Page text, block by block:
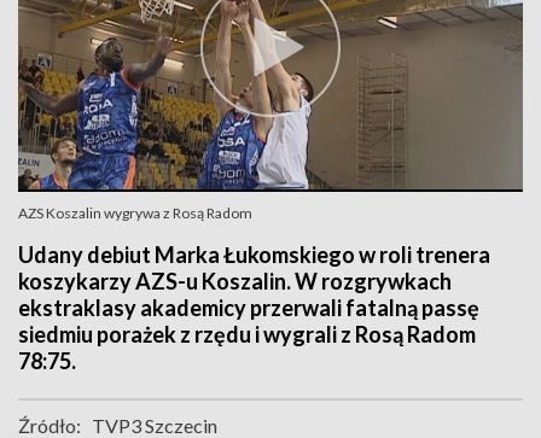
AZS Koszalin wygrywa z Rosą Radom
Udany debiut Marka Łukomskiego w roli trenera
koszykarzy AZS-u Koszalin. W rozgrywkach
ekstraklasy akademicy przerwali fatalną passę
siedmiu porażek z rzędu i wygrali z Rosą Radom
78:75.
Źródło: TVP3 Szczecin